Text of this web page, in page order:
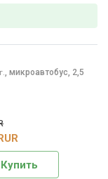
г. микроавтобус, 2,5
Купить